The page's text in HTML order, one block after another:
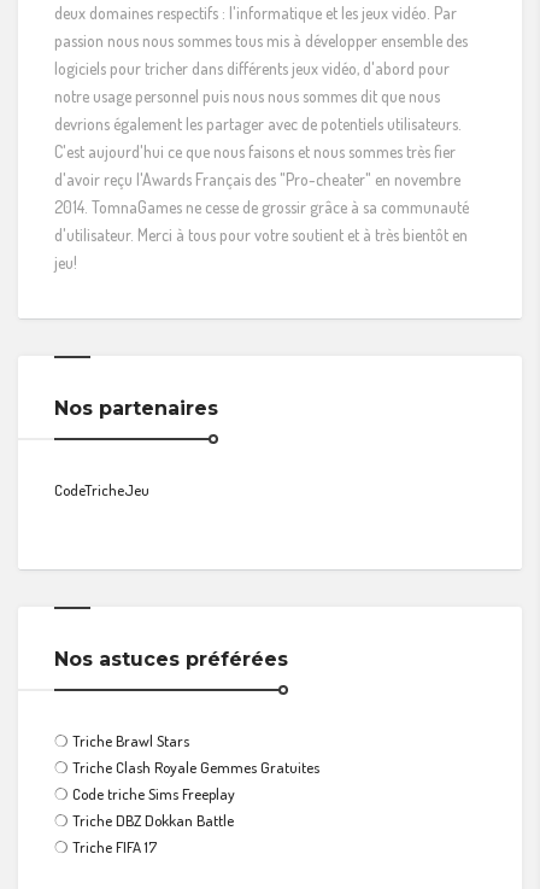
deux domaines respectifs : l'informatique et les jeux vidéo. Par
passion nous nous sommes tous mis à développer ensemble des
logiciels pour tricher dans différents jeux vidéo, d'abord pour
notre usage personnel puis nous nous sommes dit que nous
devrions également les partager avec de potentiels utilisateurs.
C'est aujourd'hui ce que nous faisons et nous sommes très fier
d'avoir reçu l'Awards Français des "Pro-cheater" en novembre
2014. TomnaGames ne cesse de grossir grâce à sa communauté
d'utilisateur. Merci à tous pour votre soutient et à très bientôt en
jeu!
Nos partenaires
CodeTricheJeu
Nos astuces préférées
❍ Triche Brawl Stars
❍ Triche Clash Royale Gemmes Gratuites
❍ Code triche Sims Freeplay
❍ Triche DBZ Dokkan Battle
❍ Triche FIFA 17